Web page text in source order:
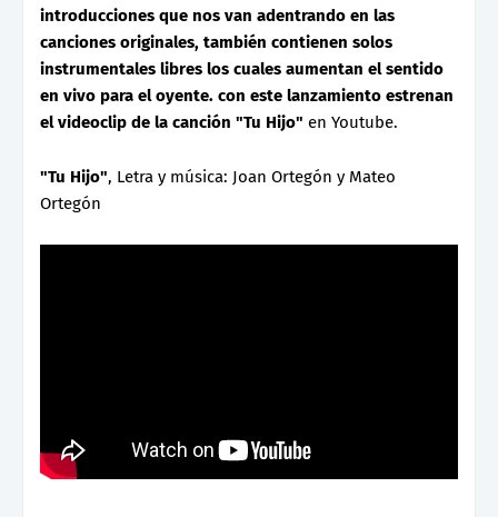
introducciones que nos van adentrando en las
canciones originales, también contienen solos
instrumentales libres los cuales aumentan el sentido
en vivo para el oyente. con este lanzamiento estrenan
el videoclip de la canción "Tu Hijo" en Youtube.
"Tu Hijo", Letra y música: Joan Ortegón y Mateo
Ortegón